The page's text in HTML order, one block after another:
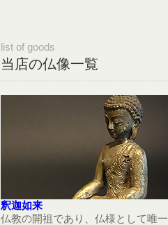
list of goods
当店の仏像一覧
釈迦如来
仏教の開祖であり、仏様として唯一